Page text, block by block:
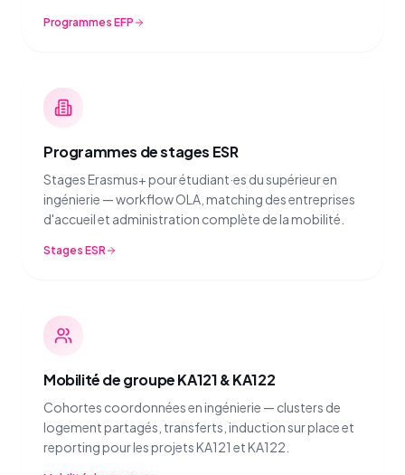
Programmes EFP
Programmes de stages ESR
Stages Erasmus+ pour étudiant·es du supérieur en
ingénierie — workflow OLA, matching des entreprises
d'accueil et administration complète de la mobilité.
Stages ESR
Mobilité de groupe KA121 & KA122
Cohortes coordonnées en ingénierie — clusters de
logement partagés, transferts, induction sur place et
reporting pour les projets KA121 et KA122.